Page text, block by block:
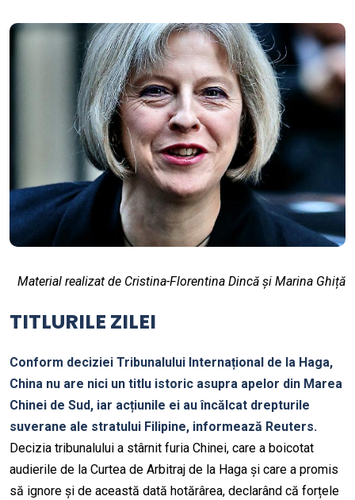
Material realizat de Cristina-Florentina Dincă și Marina Ghiță
TITLURILE ZILEI
Conform deciziei Tribunalului Internațional de la Haga,
China nu are nici un titlu istoric asupra apelor din Marea
Chinei de Sud, iar acțiunile ei au încălcat drepturile
suverane ale stratului Filipine, informează Reuters.
Decizia tribunalului a stârnit furia Chinei, care a boicotat
audierile de la Curtea de Arbitraj de la Haga și care a promis
să ignore și de această dată hotărârea, declarând că forțele